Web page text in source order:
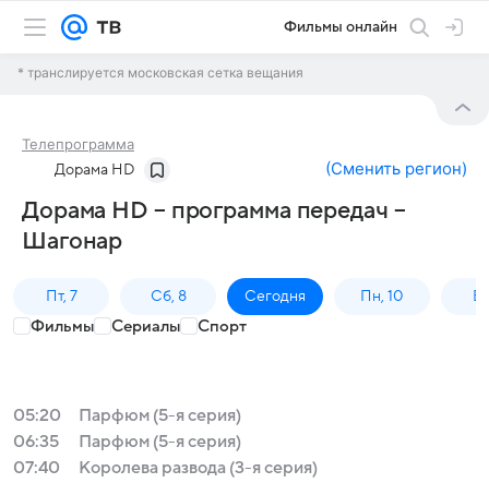
Фильмы онлайн
* транслируется московская сетка вещания
Телепрограмма
Дорама HD (Сменить регион)
Дорама HD – программа передач –
Шагонар
Пт, 7 Сб, 8 Сегодня Пн, 10
Фильмы Сериалы Спорт
05:20
Парфюм (5-я серия)
06:35
Парфюм (5-я серия)
07:40
Королева развода (3-я серия)